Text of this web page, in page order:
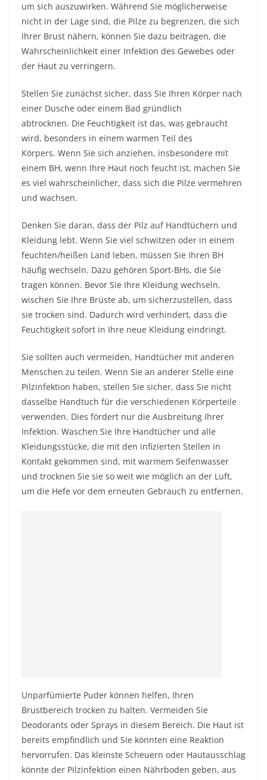
um sich auszuwirken. Während Sie möglicherweise
nicht in der Lage sind, die Pilze zu begrenzen, die sich
Ihrer Brust nähern, können Sie dazu beitragen, die
Wahrscheinlichkeit einer Infektion des Gewebes oder
der Haut zu verringern.
Stellen Sie zunächst sicher, dass Sie Ihren Körper nach
einer Dusche oder einem Bad gründlich
abtrocknen. Die Feuchtigkeit ist das, was gebraucht
wird, besonders in einem warmen Teil des
Körpers. Wenn Sie sich anziehen, insbesondere mit
einem BH, wenn Ihre Haut noch feucht ist, machen Sie
es viel wahrscheinlicher, dass sich die Pilze vermehren
und wachsen.
Denken Sie daran, dass der Pilz auf Handtüchern und
Kleidung lebt. Wenn Sie viel schwitzen oder in einem
feuchten/heißen Land leben, müssen Sie Ihren BH
häufig wechseln. Dazu gehören Sport-BHs, die Sie
tragen können. Bevor Sie Ihre Kleidung wechseln,
wischen Sie Ihre Brüste ab, um sicherzustellen, dass
sie trocken sind. Dadurch wird verhindert, dass die
Feuchtigkeit sofort in Ihre neue Kleidung eindringt.
Sie sollten auch vermeiden, Handtücher mit anderen
Menschen zu teilen. Wenn Sie an anderer Stelle eine
Pilzinfektion haben, stellen Sie sicher, dass Sie nicht
dasselbe Handtuch für die verschiedenen Körperteile
verwenden. Dies fördert nur die Ausbreitung Ihrer
Infektion. Waschen Sie Ihre Handtücher und alle
Kleidungsstücke, die mit den infizierten Stellen in
Kontakt gekommen sind, mit warmem Seifenwasser
und trocknen Sie sie so weit wie möglich an der Luft,
um die Hefe vor dem erneuten Gebrauch zu entfernen.
Unparfümierte Puder können helfen, Ihren
Brustbereich trocken zu halten. Vermeiden Sie
Deodorants oder Sprays in diesem Bereich. Die Haut ist
bereits empfindlich und Sie könnten eine Reaktion
hervorrufen. Das kleinste Scheuern oder Hautausschlag
könnte der Pilzinfektion einen Nährboden geben, aus